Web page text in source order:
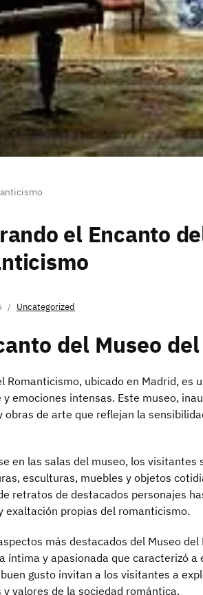
el Encanto
Uncategorized
del Museo
Romanticismo, ubicado en Madrid, es
y emociones intensas. Este museo,
obras de arte que reflejan la
en las salas del museo, los visitantes
esculturas, muebles y objetos
retratos de destacados personajes
exaltación propias del romanticismo.
más destacados del Museo
íntima y apasionada que caracterizó
gusto invitan a los visitantes a
valores de la sociedad romántica.